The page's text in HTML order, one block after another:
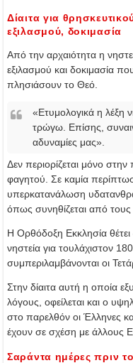
Δίαιτα για
εξιλασμού, δοκιμασία
Από την αρχαιότητα η
εξιλασμού και δοκιμασία
πλησιάσουν το Θεό.
«Ετυμολογικά η λέξη
τρώγω. Επίσης,
αδυναμίες μας».
Δεν περιορίζεται μόνο
φαγητού. Σε καμία
υπερκατανάλωση
όπως συνηθίζεται από τους
Η Ορθόδοξη Εκκλησία θέτει
νηστεία για τουλάχιστον
συμπεριλαμβάνονται οι
Στην δίαιτα αυτή η οποία
λόγους, οφείλεται και ο
στο παρελθόν οι Έλληνες
έχουν σε σχέση με άλλους
Σαράντα ημέρες πριν